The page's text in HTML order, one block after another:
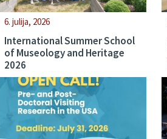
6. julija, 2026
International Summer School
of Museology and Heritage
2026